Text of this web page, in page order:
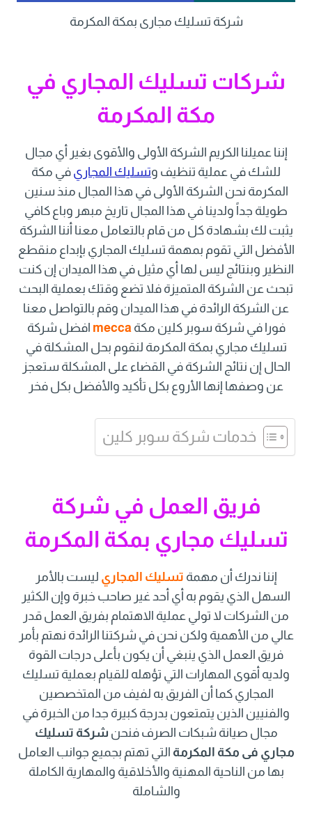
شركة تسليك مجارى بمكة المكرمة
شركات تسليك المجاري في
مكة المكرمة
إننا عميلنا الكريم الشركة الأولى والأقوى بغير أي مجال
للشك في عملية تنظيف وتسليك المجاري في مكة
المكرمة نحن الشركة الأولى في هذا المجال منذ سنين
طويلة جداً ولدينا في هذا المجال تاريخ مبهر وباع كافي
يثبت لك بشهادة كل من قام بالتعامل معنا أننا الشركة
الأفضل التي تقوم بمهمة تسليك المجاري بإبداع منقطع
النظير وبنتائج ليس لها أي مثيل في هذا الميدان إن كنت
تبحث عن الشركة المتميزة فلا تضع وقتك بعملية البحث
عن الشركة الرائدة في هذا الميدان وقم بالتواصل معنا
فورا في شركة سوبر كلين مكةmecca افضل شركة
تسليك مجاري بمكة المكرمة لنقوم بحل المشكلة في
الحال إن نتائج الشركة في القضاء على المشكلة ستعجز
عن وصفها إنها الأروع بكل تأكيد والأفضل بكل فخر
خدمات شركة سوبر كلين
فريق العمل في شركة
تسليك مجاري بمكة المكرمة
إننا ندرك أن مهمة تسليك المجاري ليست بالأمر
السهل الذي يقوم به أي أحد غير صاحب خبرة وإن الكثير
من الشركات لا تولي عملية الاهتمام بفريق العمل قدر
عالي من الأهمية ولكن نحن في شركتنا الرائدة نهتم بأمر
فريق العمل الذي ينبغي أن يكون بأعلى درجات القوة
ولديه أقوى المهارات التي تؤهله للقيام بعملية تسليك
المجاري كما أن الفريق به لفيف من المتخصصين
والفنيين الذين يتمتعون بدرجة كبيرة جدا من الخبرة في
مجال صيانة شبكات الصرف فنحن شركة تسليك
مجاري فى مكة المكرمة التي تهتم بجميع جوانب العامل
بها من الناحية المهنية والأخلاقية والمهارية الكاملة
والشاملة